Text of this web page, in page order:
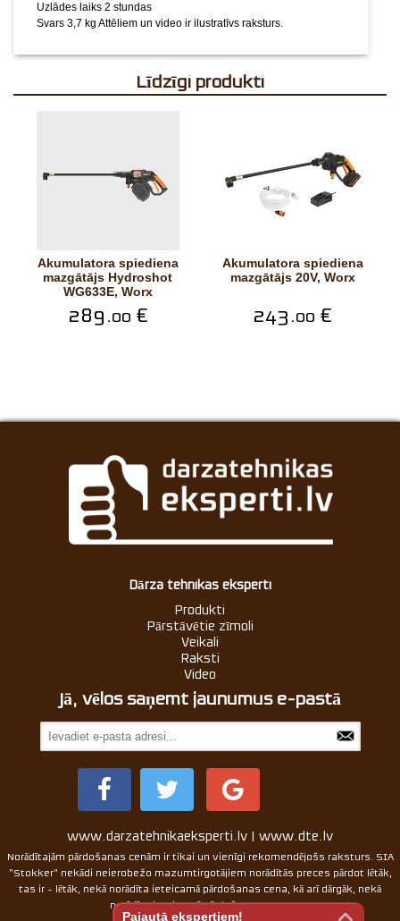
Uzlādes laiks 2 stundas
Svars 3,7 kg Attēliem un video ir ilustratīvs raksturs.
Līdzīgi produkti
Akumulatora spiediena
mazgātājs Hydroshot
WG633E, Worx
289.00 €
Akumulatora spiediena
mazgātājs 20V, Worx
243.00 €
Dārza tehnikas eksperti
Produkti
Pārstāvētie zīmoli
Veikali
Raksti
Video
Jā, vēlos saņemt jaunumus e-pastā
www.darzatehnikaeksperti.lv | www.dte.lv
Norādītajām pārdošanas cenām ir tikai un vienīgi rekomendējošs raksturs. SIA
"Stokker" nekādi neierobežo mazumtirgotājiem norādītās preces pārdot lētāk,
tas ir - lētāk, nekā norādīta ieteicamā pārdošanas cena, kā arī dārgāk, nekā
norādīta ieteicamā pārdošanas cena.
Pajautā ekspertiem!